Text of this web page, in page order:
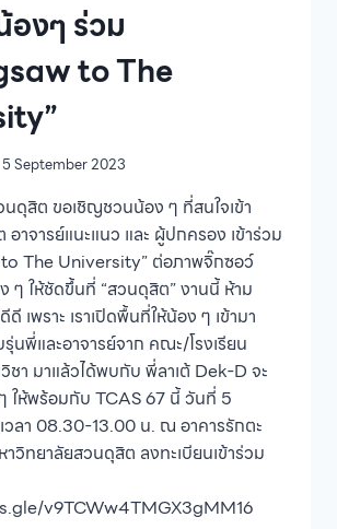
ร
มวัย
ะถม
ษา
ษา
2566
น
งๆ ร่วม
to The
5 September 2023
ดุสิต ขอเชิญชวนน้อง ๆ ที่สนใจเข้า
อาจารย์แนะแนว และ ผู้ปกครอง เข้าร่วม
The University” ต่อภาพจิ๊กซอว์
ๆ ให้ชัดขึ้นที่ “สวนดุสิต” งานนี้ ห้าม
เพราะ เราเปิดพื้นที่ให้น้อง ๆ เข้ามา
พี่และอาจารย์จาก คณะ/โรงเรียน
ชา มาแล้วได้พบกับ พี่ลาเต้ Dek-D จะ
ให้พร้อมกับ TCAS 67 นี้ วันที่ 5
วลา 08.30-13.00 น. ณ อาคารรักตะ
วิทยาลัยสวนดุสิต ลงทะเบียนเข้าร่วม
v9TCWw4TMGX3gMM16